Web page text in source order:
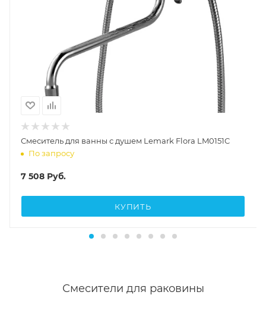
Смеситель для ванны с душем Lemark Flora LM0151C
По запросу
7 508 Руб.
КУПИТЬ
Смесители для раковины